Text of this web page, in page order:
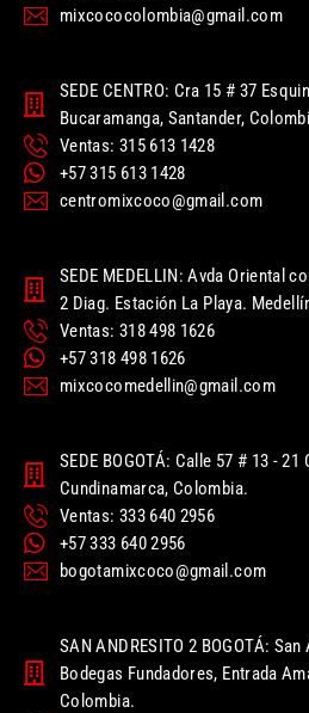
mixcococolombia@gmail.com
SEDE CENTRO: Cra 15 # 37
Bucaramanga, Santander,
Ventas: 315 613 1428
+57 315 613 1428
centromixcoco@gmail.com
SEDE MEDELLIN: Avda Oriental
2 Diag. Estación La Playa.
Ventas: 318 498 1626
+57 318 498 1626
mixcocomedellin@gmail.com
SEDE BOGOTÁ: Calle 57 # 13 -
Cundinamarca, Colombia.
Ventas: 333 640 2956
+57 333 640 2956
bogotamixcoco@gmail.com
SAN ANDRESITO 2 BOGOTÁ:
Bodegas Fundadores, Entrada
Colombia.